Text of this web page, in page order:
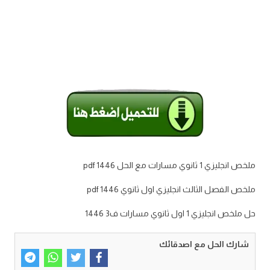
ملخص انجليزي 1 ثانوي مسارات مع الحل 1446 pdf
ملخص الفصل الثالث انجليزي اول ثانوي 1446 pdf
حل ملخص انجليزي 1 اول ثانوي مسارات ف3 1446
شارك الحل مع اصدقائك